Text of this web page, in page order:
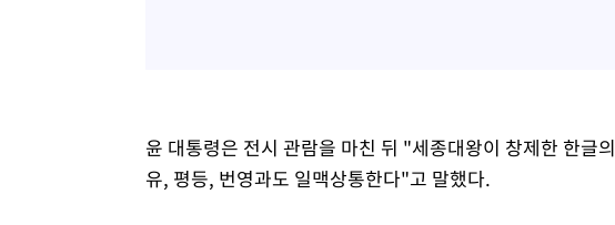
윤 대통령은 전시 관람을 마친 뒤 "세종대왕이 창제한 한글
유, 평등, 번영과도 일맥상통한다"고 말했다.